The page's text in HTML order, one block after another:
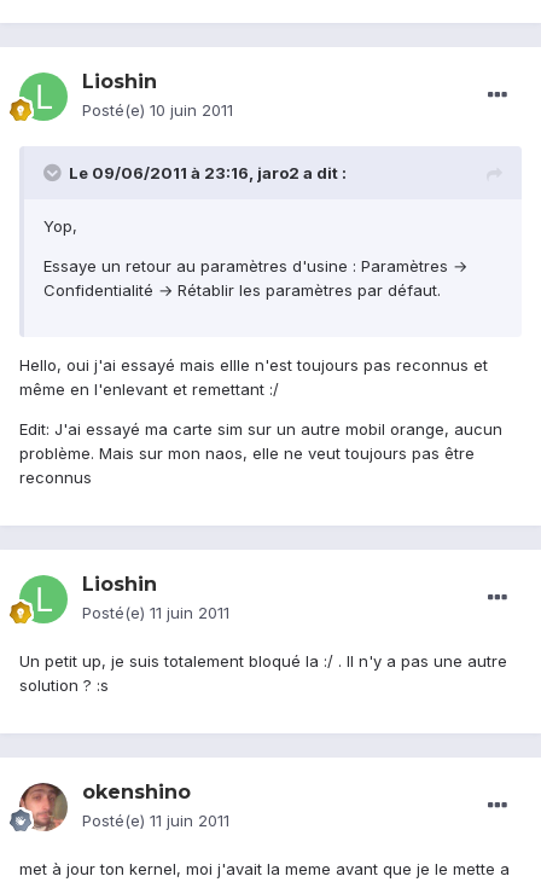
Lioshin
Posté(e) 10 juin 2011
Le 09/06/2011 à 23:16, jaro2 a dit :
Yop,
Essaye un retour au paramètres d'usine : Paramètres →
Confidentialité → Rétablir les paramètres par défaut.
Hello, oui j'ai essayé mais ellle n'est toujours pas reconnus et
même en l'enlevant et remettant :/
Edit: J'ai essayé ma carte sim sur un autre mobil orange, aucun
problème. Mais sur mon naos, elle ne veut toujours pas être
reconnus
Lioshin
Posté(e) 11 juin 2011
Un petit up, je suis totalement bloqué la :/ . Il n'y a pas une autre
solution ? :s
okenshino
Posté(e) 11 juin 2011
met à jour ton kernel, moi j'avait la meme avant que je le mette a